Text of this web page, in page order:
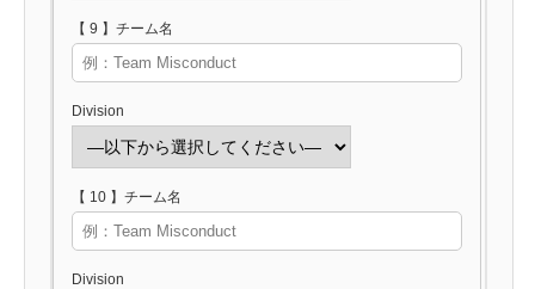
【 9 】チーム名
Division
【 10 】チーム名
Division